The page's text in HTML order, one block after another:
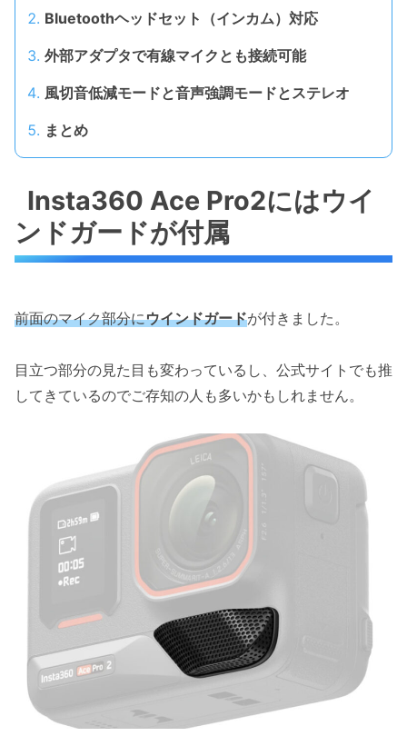
Bluetoothヘッドセット（インカム）対応
外部アダプタで有線マイクとも接続可能
風切音低減モードと音声強調モードとステレオ
まとめ
Insta360 Ace Pro2にはウイ
ンドガードが付属
前面のマイク部分にウインドガードが付きました。
目立つ部分の見た目も変わっているし、公式サイトでも推
してきているのでご存知の人も多いかもしれません。